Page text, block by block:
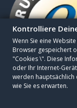
Copyright © 2010 -
Kontrolliere
Wenn Sie eine
Browser gespeichert
"Cookies \". Diese
oder Ihr Internet-
werden hauptsächlich
wie Sie es erwarten.